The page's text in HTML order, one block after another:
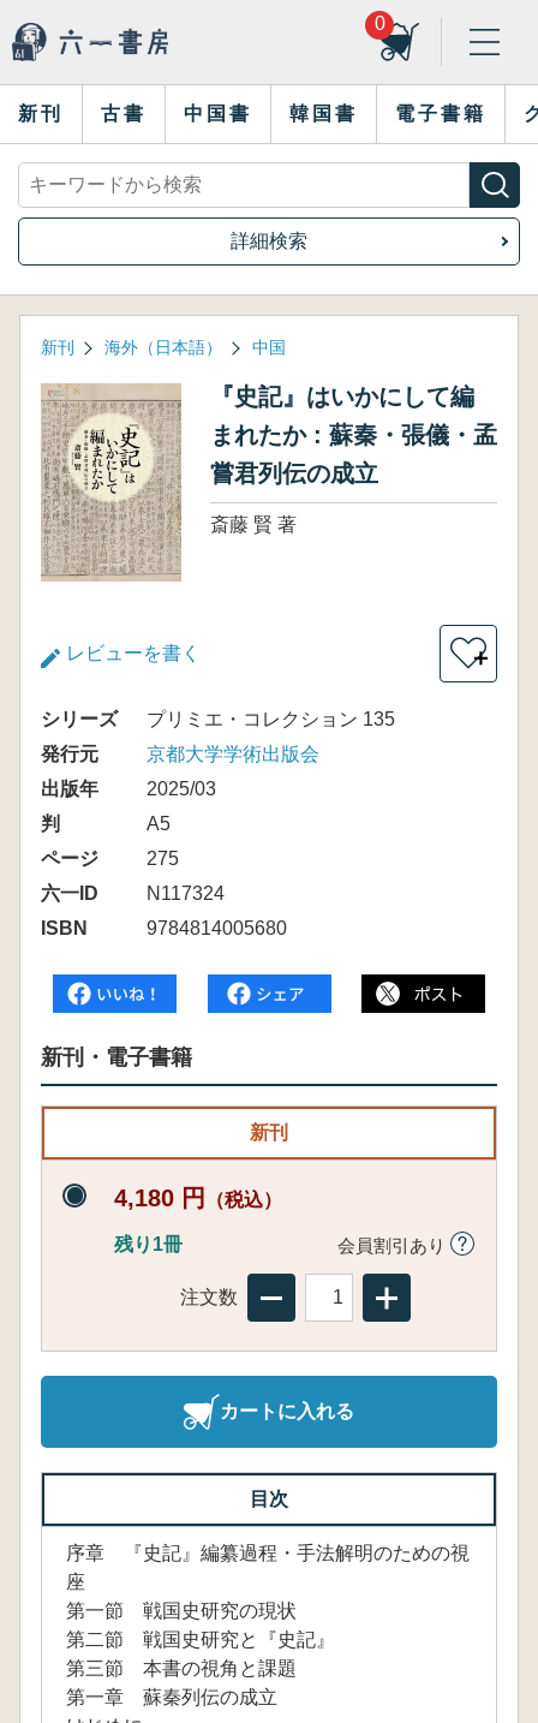
0
新刊 古書 中国書 韓国書 電子書籍
詳細検索
新刊 海外（日本語） 中国
『史記』はいかにして編
まれたか : 蘇秦・張儀・孟
嘗君列伝の成立
斎藤 賢 著
レビューを書く ＋
シリーズ
プリミエ・コレクション 135
発行元
京都大学学術出版会
出版年
2025/03
判
A5
ページ
275
六一ID
N117324
ISBN
9784814005680
新刊・電子書籍
新刊
4,180 円 （税込）
残り1冊 会員割引あり
注文数
カートに入れる
目次
序章 『史記』編纂過程・手法解明のための視
座
第一節 戦国史研究の現状
第二節 戦国史研究と『史記』
第三節 本書の視角と課題
第一章 蘇秦列伝の成立